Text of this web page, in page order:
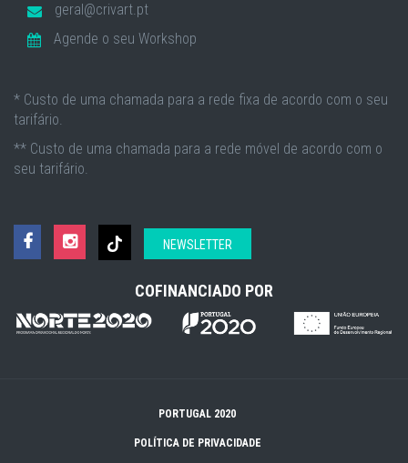
geral@crivart.pt
Agende o seu Workshop
* Custo de uma chamada para a rede fixa de acordo com o seu
tarifário.
** Custo de uma chamada para a rede móvel de acordo com o
seu tarifário.
NEWSLETTER
COFINANCIADO POR
PORTUGAL 2020
POLÍTICA DE PRIVACIDADE